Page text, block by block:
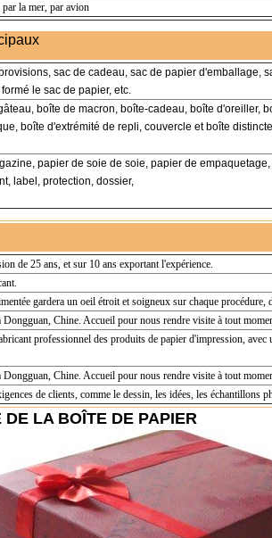
par la mer, par avion
sac de cadeau, sac de papier d'emballage,
le sac de papier, etc.
boîte de macron, boîte-cadeau, boîte d'oreiller,
boîte d'extrémité de repli, couvercle et boîte
papier de soie de soie, papier de
label, protection, dossier,
de 25 ans, et sur 10 ans exportant l'expérience.
gardera un oeil étroit et soigneux sur chaque
Dongguan, Chine. Accueil pour nous rendre visite à tout
professionnel des produits de papier d'impression, avec
Dongguan, Chine. Accueil pour nous rendre visite à tout
de clients, comme le dessin, les idées, les échantillons
DE LA BOÎTE DE PAPIER